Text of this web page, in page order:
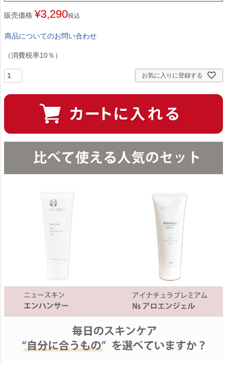
販売価格 ¥3,290税込
商品についてのお問い合わせ
（消費税率10％）
お気に入りに登録する